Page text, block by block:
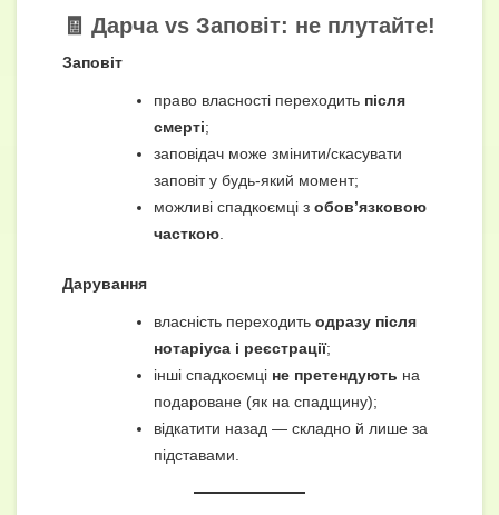
🧾 Дарча vs Заповіт: не плутайте!
Заповіт
право власності переходить після
смерті;
заповідач може змінити/скасувати
заповіт у будь-який момент;
можливі спадкоємці з обов’язковою
часткою
Дарування
власність переходить одразу після
нотаріуса і реєстрації;
інші спадкоємці не претендують на
подароване (як на спадщину);
відкатити назад — складно й лише за
підставами.